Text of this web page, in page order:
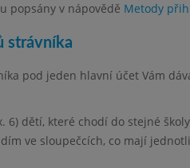
popsány v nápovědě Metody
strávníka
pod jeden hlavní účet Vám
6) dětí, které chodí do stejné
ve sloupečcích, co mají